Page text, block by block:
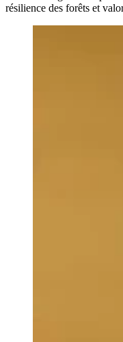
résilience des forêts et